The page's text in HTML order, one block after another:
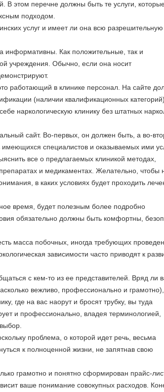
В этом перечне должны быть те услуги,
подходом.
услуг и имеет ли она всю разрешительную
информативны. Как положительные, так и
учреждения. Обычно, если она носит
работающий в клинике персонал. На сайте
(наличии квалификационных категорий),
наркологическую клинику без штатных
сайт. Во-первых, он должен быть, а во-
специалистов и оказываемых ими
все о предлагаемых клиникой методах,
и медикаментах. Желательно, чтобы
в каких условиях будет проходить
время, будет полезным более подробно
обязательно должны быть комфортны,
масса побочных, иногда требующих
зависимости часто приводят к
с кем-то из ее представителей. Вряд ли
вежливо, профессионально и грамотно),
где на вас наорут и бросят трубку, вы туда
и профессионально, владея терминологией,
проблема, о которой идет речь, весьма
к полноценной жизни, не запятнав свою
грамотно и понятно сформирован прайс-
ваше понимание совокупных расходов.